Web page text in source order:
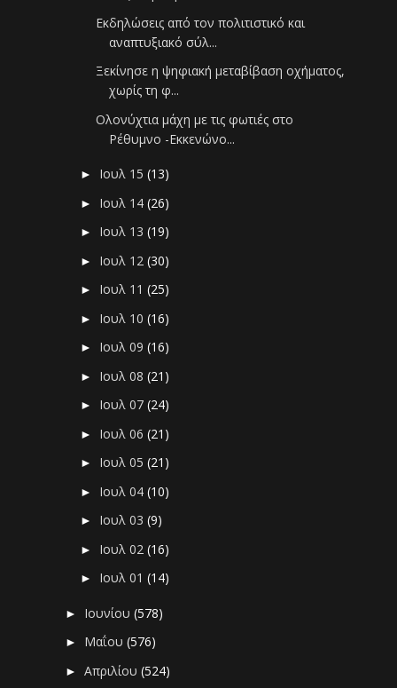
Εκδηλώσεις από τον πολιτιστικό και
αναπτυξιακό σύλ...
Ξεκίνησε η ψηφιακή μεταβίβαση οχήματος,
χωρίς τη φ...
Ολονύχτια μάχη με τις φωτιές στο
Ρέθυμνο -Εκκενώνο...
► Ιουλ 15(13)
► Ιουλ 14(26)
► Ιουλ 13(19)
► Ιουλ 12(30)
► Ιουλ 11(25)
► Ιουλ 10(16)
► Ιουλ 09(16)
► Ιουλ 08(21)
► Ιουλ 07(24)
► Ιουλ 06(21)
► Ιουλ 05(21)
► Ιουλ 04(10)
► Ιουλ 03(9)
► Ιουλ 02(16)
► Ιουλ 01(14)
► Ιουνίου(578)
► Μαΐου(576)
►Απριλίου(524)